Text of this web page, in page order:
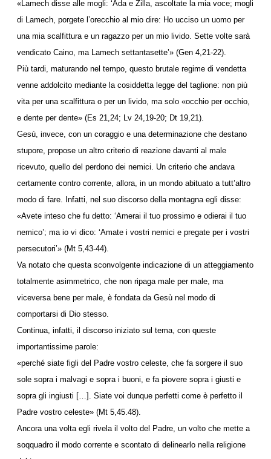
«Lamech disse alle mogli: ‘Ada e Zilla, ascoltate la mia voce; mogli
di Lamech, porgete l’orecchio al mio dire: Ho ucciso un uomo per
una mia scalfittura e un ragazzo per un mio livido. Sette volte sarà
vendicato Caino, ma Lamech settantasette’» (Gen 4,21-22).
Più tardi, maturando nel tempo, questo brutale regime di vendetta
venne addolcito mediante la cosiddetta legge del taglione: non più
vita per una scalfittura o per un livido, ma solo «occhio per occhio,
e dente per dente» (Es 21,24; Lv 24,19-20; Dt 19,21).
Gesù, invece, con un coraggio e una determinazione che destano
stupore, propose un altro criterio di reazione davanti al male
ricevuto, quello del perdono dei nemici. Un criterio che andava
certamente contro corrente, allora, in un mondo abituato a tutt’altro
modo di fare. Infatti, nel suo discorso della montagna egli disse:
«Avete inteso che fu detto: ‘Amerai il tuo prossimo e odierai il tuo
nemico’; ma io vi dico: ‘Amate i vostri nemici e pregate per i vostri
persecutori’» (Mt 5,43-44).
Va notato che questa sconvolgente indicazione di un atteggiamento
totalmente asimmetrico, che non ripaga male per male, ma
viceversa bene per male, è fondata da Gesù nel modo di
comportarsi di Dio stesso.
Continua, infatti, il discorso iniziato sul tema, con queste
importantissime parole:
«perché siate figli del Padre vostro celeste, che fa sorgere il suo
sole sopra i malvagi e sopra i buoni, e fa piovere sopra i giusti e
sopra gli ingiusti […]. Siate voi dunque perfetti come è perfetto il
Padre vostro celeste» (Mt 5,45.48).
Ancora una volta egli rivela il volto del Padre, un volto che mette a
soqquadro il modo corrente e scontato di delinearlo nella religione